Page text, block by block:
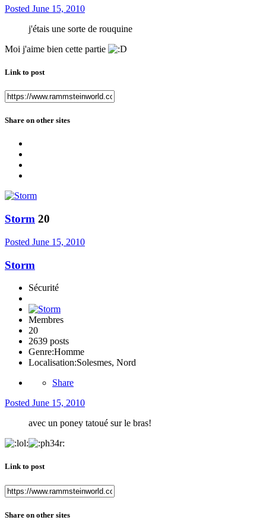
Posted June 15, 2010
j'étais une sorte de rouquine
Moi j'aime bien cette partie
Link to post
Share on other sites
Storm 20
Posted June 15, 2010
Storm
Sécurité
Membres
20
2639 posts
Genre:Homme
Localisation:Solesmes, Nord
Share
Posted June 15, 2010
avec un poney tatoué sur le bras!
Link to post
Share on other sites